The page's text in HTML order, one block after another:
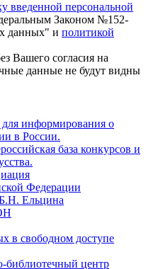
введенной персональной
Законом №152-
данных" и политикой
Вашего согласия на
данные не будут видны